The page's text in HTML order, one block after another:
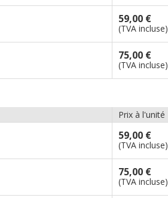
59,00 €
(TVA incluse)
75,00 €
(TVA incluse)
Prix à l'unité
59,00 €
(TVA incluse)
75,00 €
(TVA incluse)